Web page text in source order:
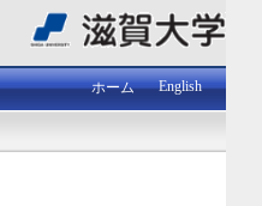
ホーム English